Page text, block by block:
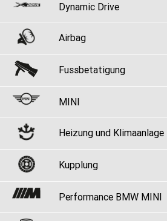
Dynamic Drive
Airbag
Fussbetatigung
MINI
Heizung und Klimaanlage
Kupplung
Performance BMW MINI